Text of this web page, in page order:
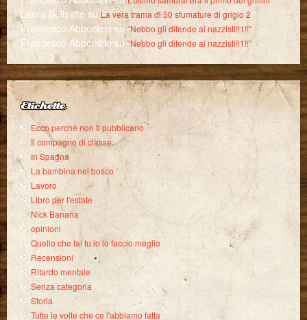
Laura Bellavite su La vera trama di 50 sfumature di grigio 2
Francesco Abbonizio su“Nebbo gli difende ai nazzisti!!1!!”
Francesco Abbonizio su“Nebbo gli difende ai nazzisti!!1!!”
Etichette
Ecco perché non ti pubblicano
Il compagno di classe
In Spagna
La bambina nel bosco
Lavoro
Libro per l'estate
Nick Banana
opinioni
Quello che fai tu io lo faccio meglio
Recensioni
Ritardo mentale
Senza categoria
Storia
Tutte le volte che ce l'abbiamo fatta